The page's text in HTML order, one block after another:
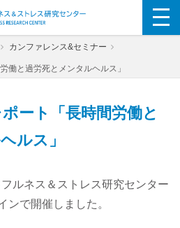
ネス&ストレス
カンファレンス&セミナー
働と過労死とメンタルヘルス」
ート「長時間労働と
ルス」
ルネス＆ストレス研究センター
ンで開催しました。